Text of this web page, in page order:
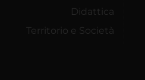
Didattica
Territorio e Società